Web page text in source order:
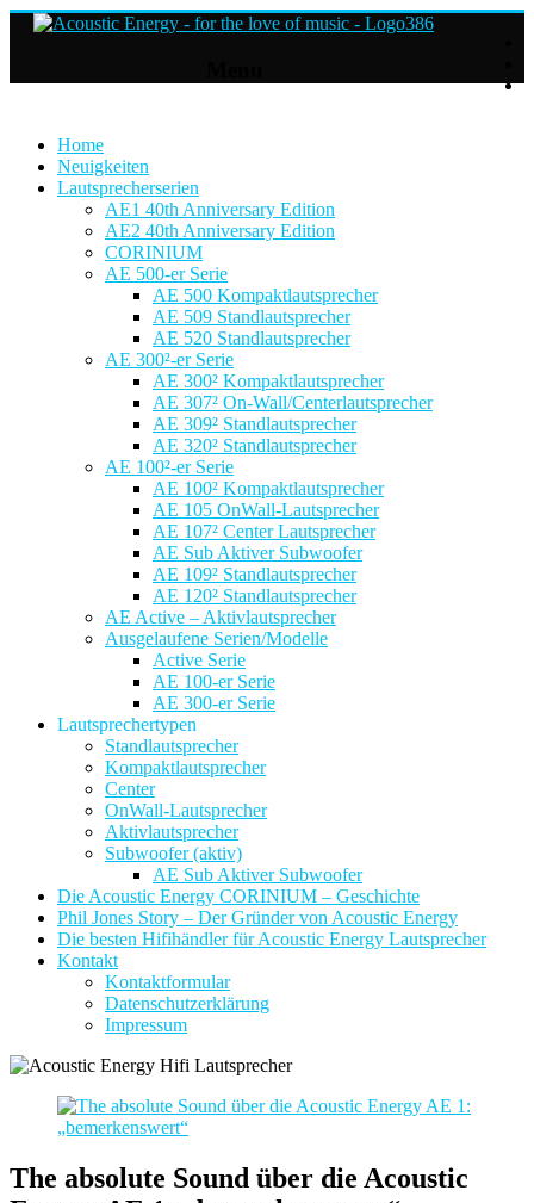
Home
Neuigkeiten
Lautsprecherserien
AE1 40th Anniversary Edition
AE2 40th Anniversary Edition
CORINIUM
AE 500-er Serie
AE 500 Kompaktlautsprecher
AE 509 Standlautsprecher
AE 520 Standlautsprecher
AE 300²-er Serie
AE 300² Kompaktlautsprecher
AE 307² On-Wall/Centerlautsprecher
AE 309² Standlautsprecher
AE 320² Standlautsprecher
AE 100²-er Serie
AE 100² Kompaktlautsprecher
AE 105 OnWall-Lautsprecher
AE 107² Center Lautsprecher
AE Sub Aktiver Subwoofer
AE 109² Standlautsprecher
AE 120² Standlautsprecher
AE Active – Aktivlautsprecher
Ausgelaufene Serien/Modelle
Active Serie
AE 100-er Serie
AE 300-er Serie
Lautsprechertypen
Standlautsprecher
Kompaktlautsprecher
Center
OnWall-Lautsprecher
Aktivlautsprecher
Subwoofer (aktiv)
AE Sub Aktiver Subwoofer
Die Acoustic Energy CORINIUM – Geschichte
Phil Jones Story – Der Gründer von Acoustic Energy
Die besten Hifihändler für Acoustic Energy Lautsprecher
Kontakt
Kontaktformular
Datenschutzerklärung
Impressum
Lautsprecher
The absolute Sound über die Acoustic